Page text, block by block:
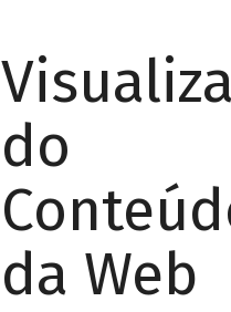
do
da Web